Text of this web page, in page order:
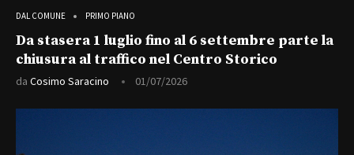
DAL COMUNE PRIMO PIANO
Da stasera 1 luglio fino al 6 settembre parte la
chiusura al traffico nel Centro Storico
da Cosimo Saracino 01/07/2026